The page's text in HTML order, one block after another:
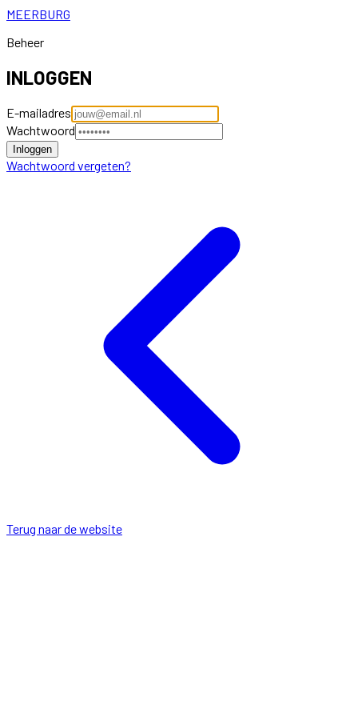
MEERBURG
Beheer
INLOGGEN
E-mailadres
Wachtwoord
Inloggen
Wachtwoord vergeten?
Terug naar de website